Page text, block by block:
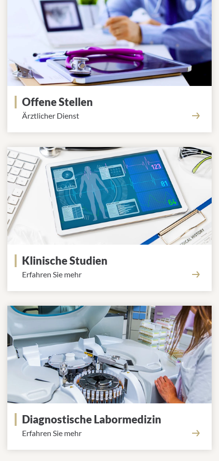
Offene Stellen
Ärztlicher Dienst
Klinische Studien
Erfahren Sie mehr
Diagnostische Labormedizin
Erfahren Sie mehr